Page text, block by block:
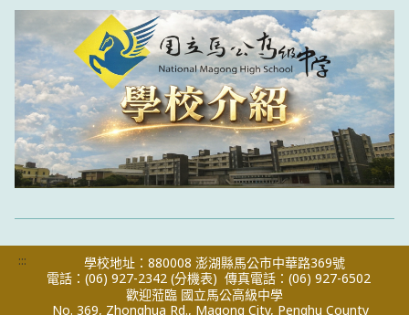
:::
學校地址：880008 澎湖縣馬公市中華路369號
電話：(06) 927-2342 (分機表) 傳真電話：(06) 927-6502
歡迎蒞臨 國立馬公高級中學
No. 369, Zhonghua Rd., Magong City, Penghu County